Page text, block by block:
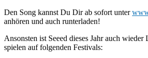
Den Song kannst Du Dir ab sofort unter
anhören und auch runterladen!
Ansonsten ist Seeed dieses Jahr auch wieder
spielen auf folgenden Festivals: